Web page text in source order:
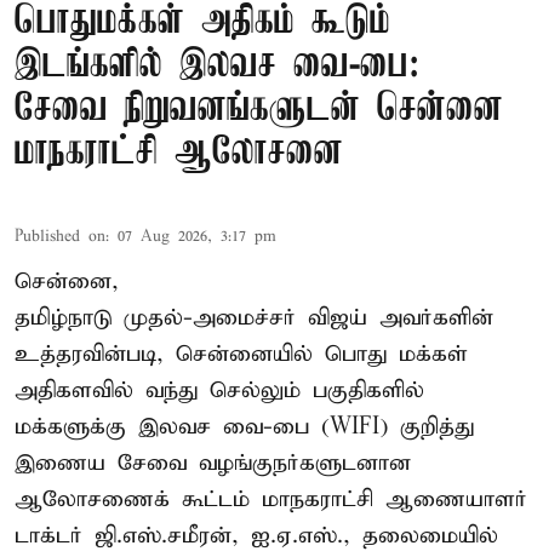
பொதுமக்கள் அதிகம் கூடும்
இடங்களில் இலவச வை-பை:
சேவை நிறுவனங்களுடன் சென்னை
மாநகராட்சி ஆலோசனை
Published on: 07 Aug 2026, 3:17 pm
சென்னை,
தமிழ்நாடு முதல்-அமைச்சர் விஜய் அவர்களின்
உத்தரவின்படி, சென்னையில் பொது மக்கள்
அதிகளவில் வந்து செல்லும் பகுதிகளில்
மக்களுக்கு இலவச வை-பை (WIFI) குறித்து
இணைய சேவை வழங்குநர்களுடனான
ஆலோசணைக் கூட்டம் மாநகராட்சி ஆணையாளர்
டாக்டர் ஜி.எஸ்.சமீரன், ஐ.ஏ.எஸ்., தலைமையில்